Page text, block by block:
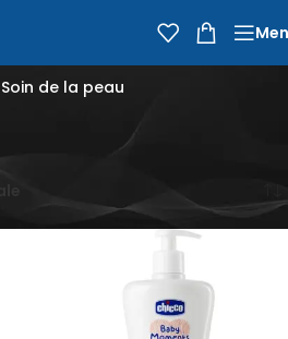
Soin de la peau